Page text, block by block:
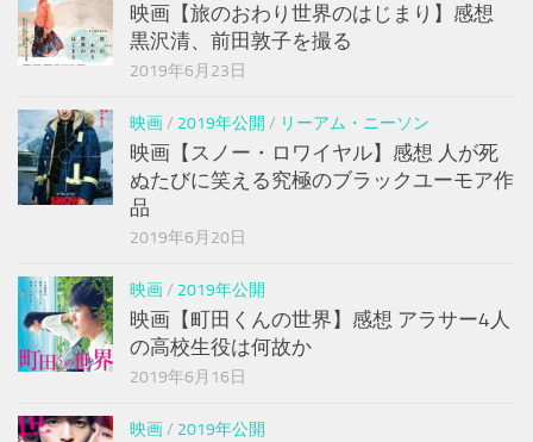
映画【旅のおわり世界のはじまり】感想
黒沢清、前田敦子を撮る
2019年6月23日
映画/ 2019年公開 / リーアム・ニーソン
映画【スノー・ロワイヤル】感想 人が死
ぬたびに笑える究極のブラックユーモア作
品
2019年6月20日
映画/ 2019年公開
映画【町田くんの世界】感想 アラサー4人
の高校生役は何故か
2019年6月16日
映画/ 2019年公開